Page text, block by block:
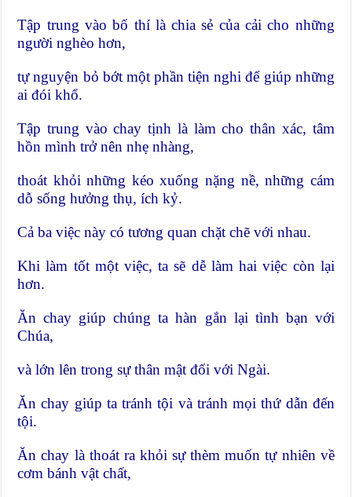
Tập trung vào bố thí là chia sẻ của cải cho những
người nghèo hơn,
tự nguyện bỏ bớt một phần tiện nghi để giúp những
ai đói khổ.
Tập trung vào chay tịnh là làm cho thân xác, tâm
hồn mình trở nên nhẹ nhàng,
thoát khỏi những kéo xuống nặng nề, những cám
dỗ sống hưởng thụ, ích kỷ.
Cả ba việc này có tương quan chặt chẽ với nhau.
Khi làm tốt một việc, ta sẽ dễ làm hai việc còn lại
hơn.
Ăn chay giúp chúng ta hàn gắn lại tình bạn với
Chúa,
và lớn lên trong sự thân mật đối với Ngài.
Ăn chay giúp ta tránh tội và tránh mọi thứ dẫn đến
tội.
Ăn chay là thoát ra khỏi sự thèm muốn tự nhiên về
cơm bánh vật chất,